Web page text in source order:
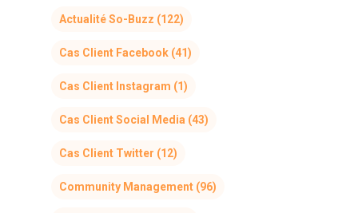
Actualité So-Buzz (122)
Cas Client Facebook (41)
Cas Client Instagram (1)
Cas Client Social Media (43)
Cas Client Twitter (12)
Community Management (96)